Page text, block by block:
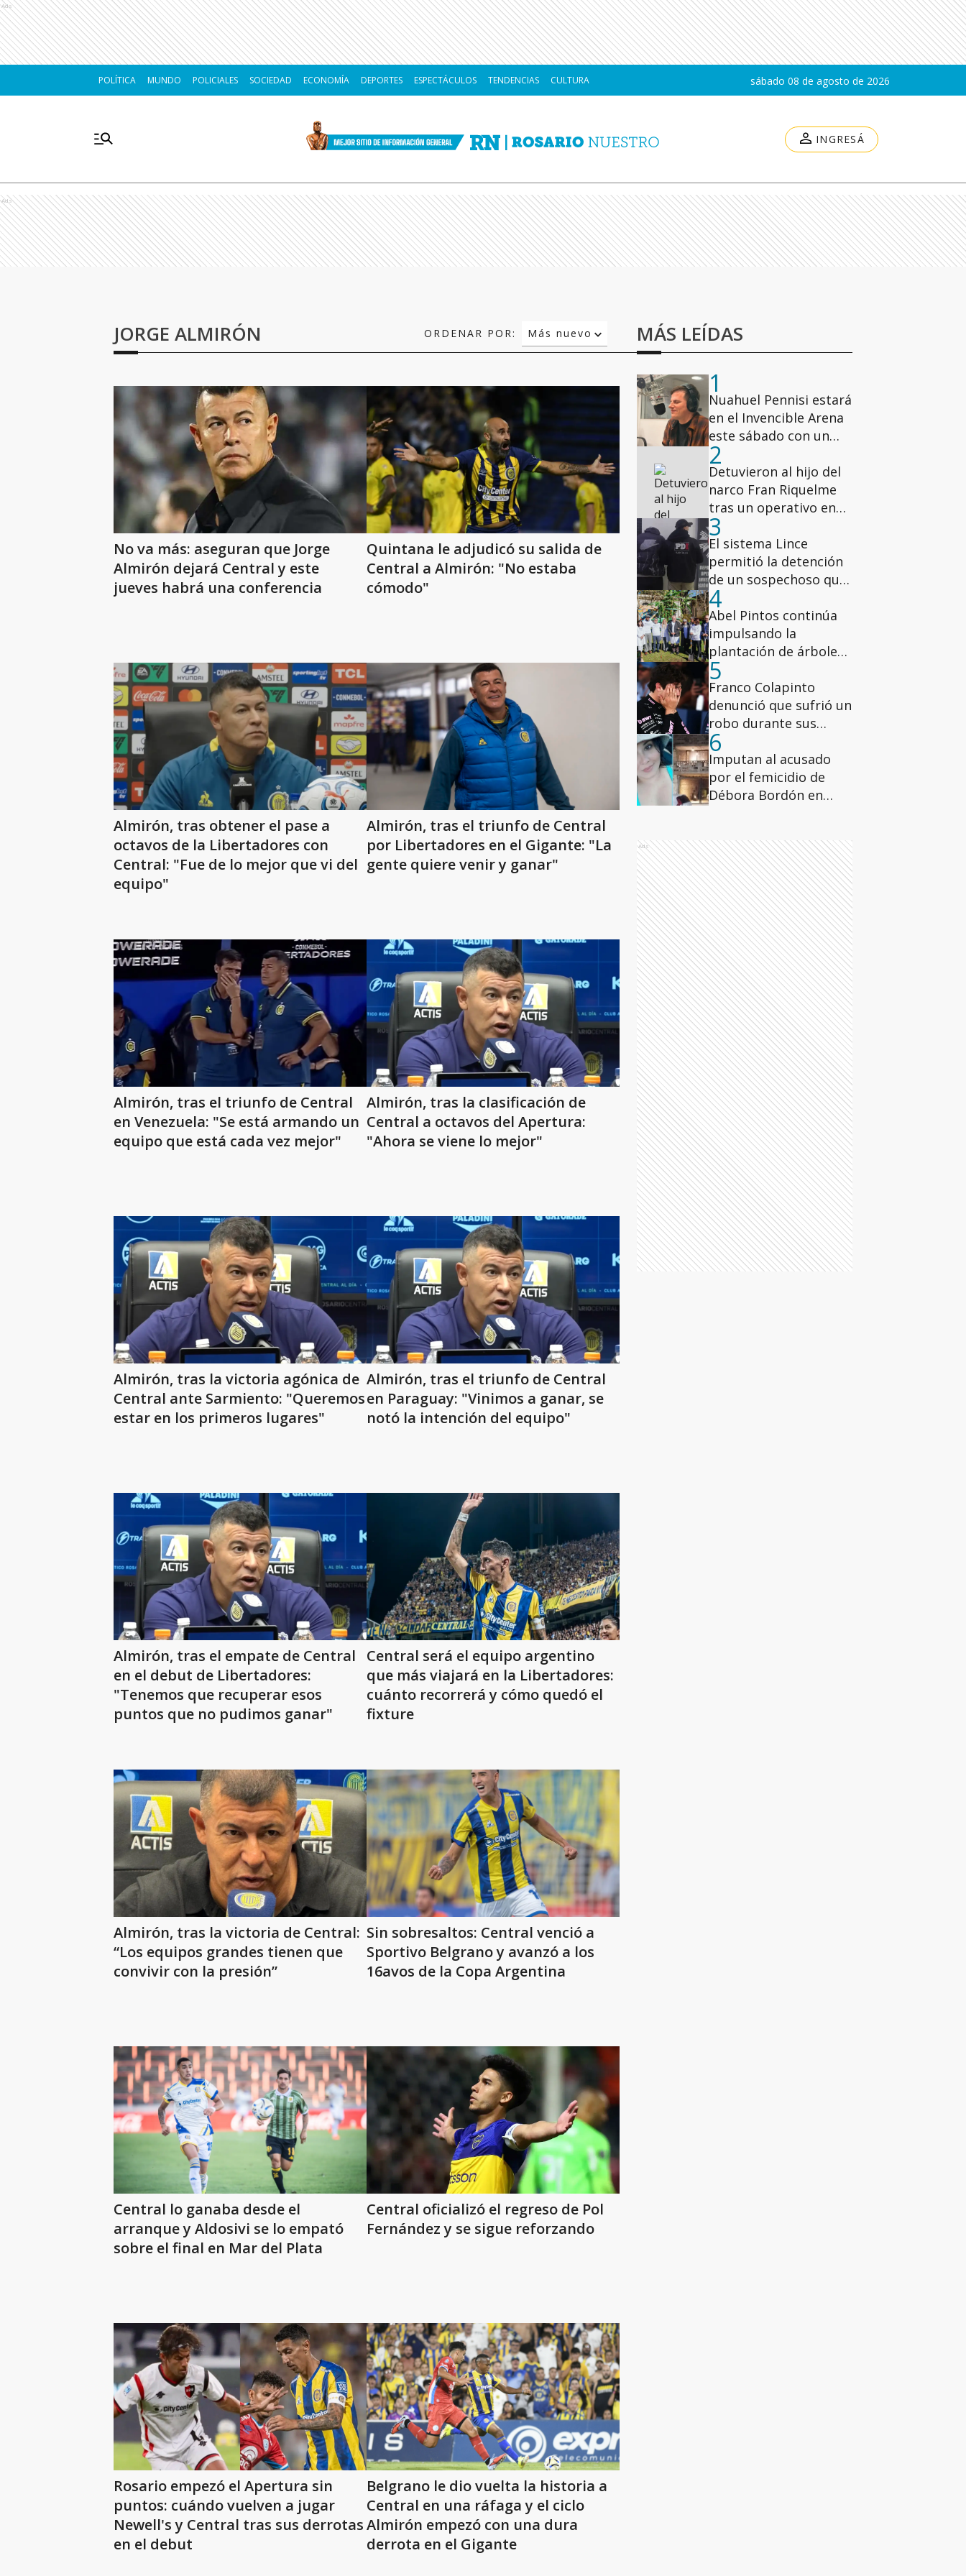
Ads
POLÍTICA MUNDO POLICIALES SOCIEDAD ECONOMÍA DEPORTES ESPECTÁCULOS TENDENCIAS CULTURA sábado 08 de agosto de 2026
INGRESÁ
Ads
JORGE ALMIRÓN ORDENAR POR:
Más nuevo
Relevancia
No va más: aseguran que Jorge
Almirón dejará Central y este
jueves habrá una conferencia
Quintana le adjudicó su salida de
Central a Almirón: "No estaba
cómodo"
Almirón, tras obtener el pase a
octavos de la Libertadores con
Central: "Fue de lo mejor que vi del
equipo"
Almirón, tras el triunfo de Central
por Libertadores en el Gigante: "La
gente quiere venir y ganar"
Almirón, tras el triunfo de Central
en Venezuela: "Se está armando un
equipo que está cada vez mejor"
Almirón, tras la clasificación de
Central a octavos del Apertura:
"Ahora se viene lo mejor"
Almirón, tras la victoria agónica de
Central ante Sarmiento: "Queremos
estar en los primeros lugares"
Almirón, tras el triunfo de Central
en Paraguay: "Vinimos a ganar, se
notó la intención del equipo"
Almirón, tras el empate de Central
en el debut de Libertadores:
"Tenemos que recuperar esos
puntos que no pudimos ganar"
Central será el equipo argentino
que más viajará en la Libertadores:
cuánto recorrerá y cómo quedó el
fixture
Almirón, tras la victoria de Central:
“Los equipos grandes tienen que
convivir con la presión”
Sin sobresaltos: Central venció a
Sportivo Belgrano y avanzó a los
16avos de la Copa Argentina
Central lo ganaba desde el
arranque y Aldosivi se lo empató
sobre el final en Mar del Plata
Central oficializó el regreso de Pol
Fernández y se sigue reforzando
Rosario empezó el Apertura sin
puntos: cuándo vuelven a jugar
Newell's y Central tras sus derrotas
en el debut
Belgrano le dio vuelta la historia a
Central en una ráfaga y el ciclo
Almirón empezó con una dura
derrota en el Gigante
MÁS LEÍDAS
1
Nuahuel Pennisi estará
en el Invencible Arena
este sábado con un
show gratuito
2
Detuvieron al hijo del
narco Fran Riquelme
tras un operativo en
los Condominios del
Alto
3
El sistema Lince
permitió la detención
de un sospechoso que
participó de un robo
millonario en la zona
oeste de Rosario
4
Abel Pintos continúa
impulsando la
plantación de árboles
de nuez pecán en los
hospitales de la ciudad
de Buenos Aires
5
Franco Colapinto
denunció que sufrió un
robo durante sus
vacaciones en Italia
6
Imputan al acusado
por el femicidio de
Débora Bordón en
Ads